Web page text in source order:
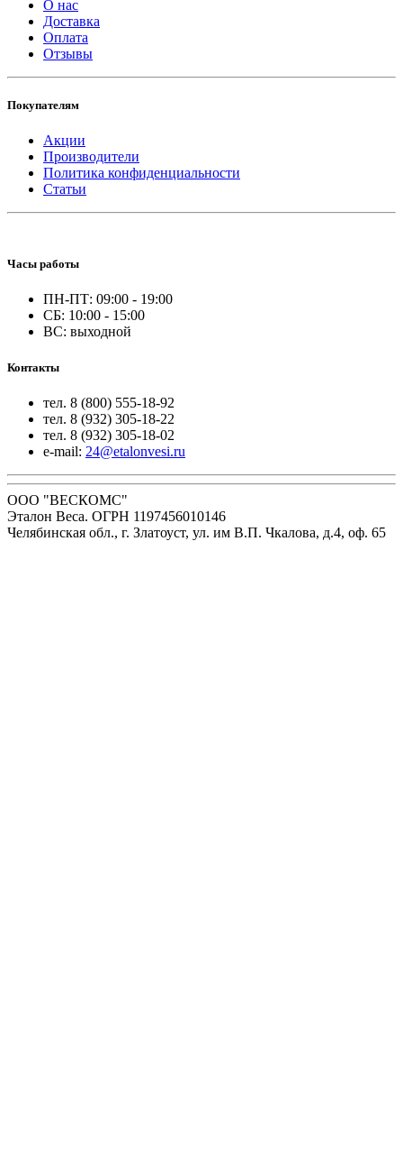
О нас
Доставка
Оплата
Отзывы
Покупателям
Акции
Производители
Политика конфиденциальности
Статьи
Часы работы
ПН-ПТ: 09:00 - 19:00
СБ: 10:00 - 15:00
ВС: выходной
Контакты
тел. 8 (800) 555-18-92
тел. 8 (932) 305-18-22
тел. 8 (932) 305-18-02
e-mail: 24@etalonvesi.ru
ООО "ВЕСКОМС"
Эталон Веса. ОГРН 1197456010146
Челябинская обл., г. Златоуст, ул. им В.П. Чкалова, д.4, оф. 65